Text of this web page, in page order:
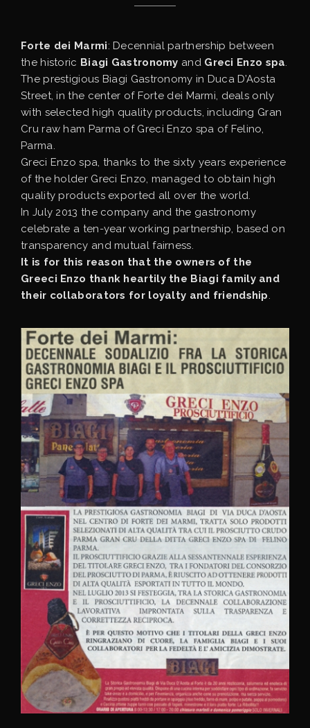
Forte dei Marmi: Decennial partnership between
the historic Biagi Gastronomy and Greci Enzo spa
The prestigious Biagi Gastronomy in Duca D’Aosta
Street, in the center of Forte dei Marmi, deals only
with selected high quality products, including Gran
Cru raw ham Parma of Greci Enzo spa of Felino,
Parma.
Greci Enzo spa, thanks to the sixty years experience
of the holder Greci Enzo, managed to obtain high
quality products exported all over the world.
In July 2013 the company and the gastronomy
celebrate a ten-year working partnership, based on
transparency and mutual fairness.
It is for this reason that the owners of the
Greeci Enzo thank heartily the Biagi family and
their collaborators for loyalty and friendship